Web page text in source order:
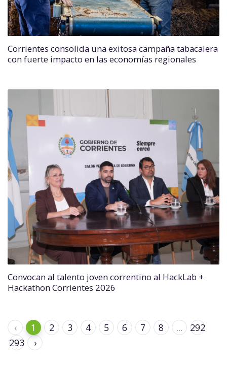
Corrientes consolida una exitosa campaña tabacalera
con fuerte impacto en las economías regionales
Convocan al talento joven correntino al HackLab +
Hackathon Corrientes 2026
‹ 1 2 3 4 5 6 7 8 ...
292
293
›